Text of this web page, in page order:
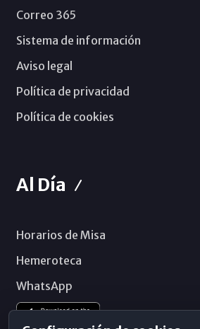
Correo 365
Sistema de información
Aviso legal
Política de privacidad
Política de cookies
Al Día
Horarios de Misa
Hemeroteca
WhatsApp